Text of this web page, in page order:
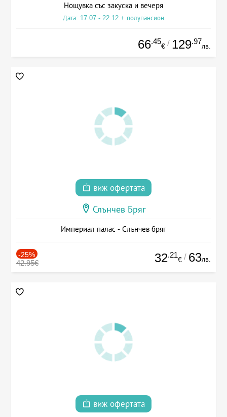
Нощувка със закуска и вечеря
Дата: 17.07 - 22.12 + полупансион
66.45
€ / 129.97
лв.
виж офертата
Слънчев Бряг
Империал палас - Слънчев бряг
-25%
42.95€ 32.21
€ / 63лв.
виж офертата